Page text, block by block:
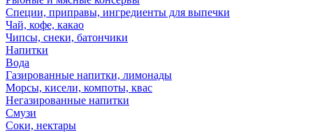
Специи, приправы, ингредиенты для выпечки
Чай, кофе, какао
Чипсы, снеки, батончики
Напитки
Вода
Газированные напитки, лимонады
Морсы, кисели, компоты, квас
Негазированные напитки
Смузи
Соки, нектары